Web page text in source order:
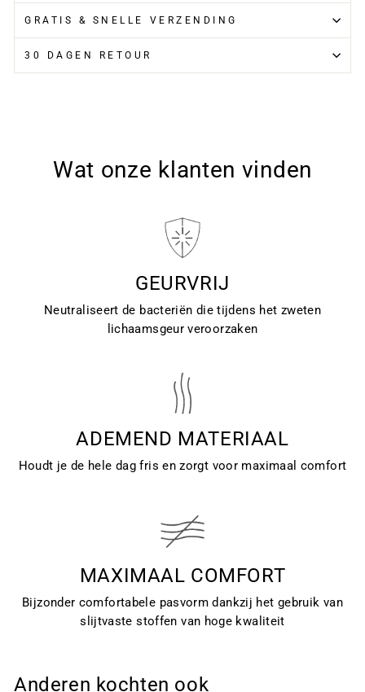
GRATIS & SNELLE VERZENDING
30 DAGEN RETOUR
Wat onze klanten vinden
GEURVRIJ
Neutraliseert de bacteriën die tijdens het zweten
lichaamsgeur veroorzaken
ADEMEND MATERIAAL
Houdt je de hele dag fris en zorgt voor maximaal comfort
MAXIMAAL COMFORT
Bijzonder comfortabele pasvorm dankzij het gebruik van
slijtvaste stoffen van hoge kwaliteit
Anderen kochten ook